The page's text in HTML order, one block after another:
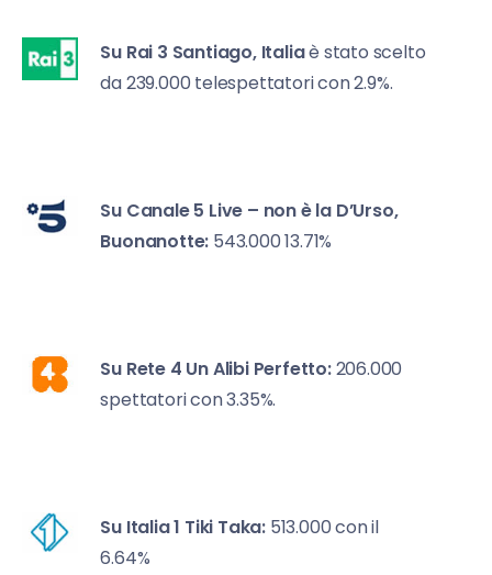
Su Rai 3 Santiago, Italiaè stato scelto
da 239.000 telespettatori con 2.9%.
Su Canale 5 Live – non è la D’Urso,
Buonanotte: 543.000 13.71%
Su Rete 4 Un Alibi Perfetto:206.000
spettatori con 3.35%.
Su Italia 1 Tiki Taka: 513.000 con il
6.64%